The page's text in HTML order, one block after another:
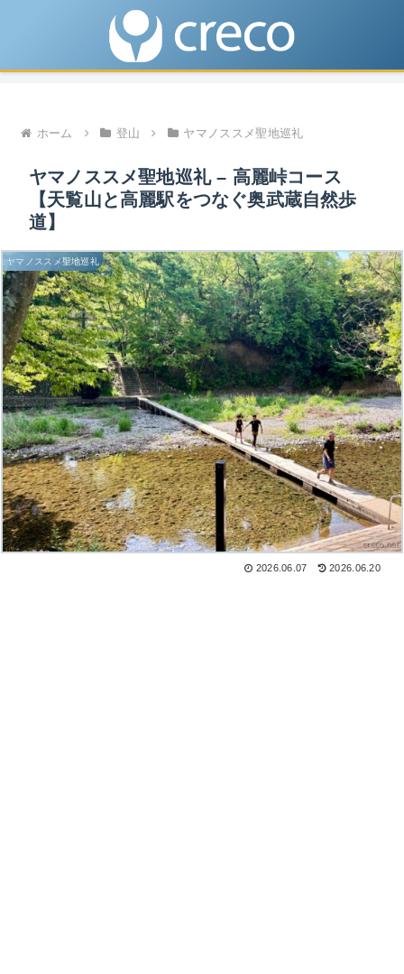
ホーム 登山 ヤマノススメ聖地巡礼
ヤマノススメ聖地巡礼 – 高麗峠コース
【天覧山と高麗駅をつなぐ奥武蔵自然歩
道】
ヤマノススメ聖地巡礼
2026.06.07 2026.06.20